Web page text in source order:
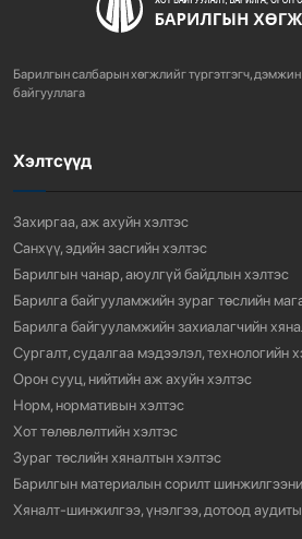
ХОТ БАЙГУУЛАЛТЫН ТУХАЙ
3 сарын өмнө
Барилгын салбарын хөгжлийг түргэтгэгч, дэмжин
байгууллага
Хэлтсүүд
Захиргаа, аж ахуйн хэлтэс
Санхүү, эдийн засгийн хэлтэс
Барилгын чанар, аюулгүй байдлын хэлтэс
Барилга байгууламжийн зураг төслийн
Барилга байгууламжийн захиалагчийн
Сургалт, судалгаа мэдээлэл, технологийн
Орон сууц, нийтийн аж ахуйн хэлтэс
Норм, нормативын хэлтэс
Хот төлөвлөлтийн хэлтэс
Зураг төслийн хяналтын хэлтэс
Барилгын материалын сорилт
Хяналт-шинжилгээ, үнэлгээ, дотоод